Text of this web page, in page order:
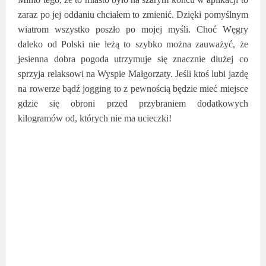
zaraz po jej oddaniu chciałem to zmienić. Dzięki pomyślnym
wiatrom wszystko poszło po mojej myśli. Choć Węgry
daleko od Polski nie leżą to szybko można zauważyć, że
jesienna dobra pogoda utrzymuje się znacznie dłużej co
sprzyja relaksowi na Wyspie Małgorzaty. Jeśli ktoś lubi jazdę
na rowerze bądź jogging to z pewnością będzie mieć miejsce
gdzie się obroni przed przybraniem dodatkowych
kilogramów od, których nie ma ucieczki!